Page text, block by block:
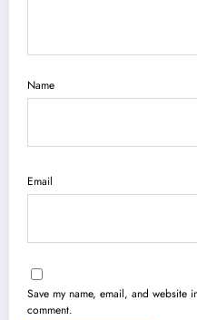
Name
Email
Save my name, email, and website
comment.